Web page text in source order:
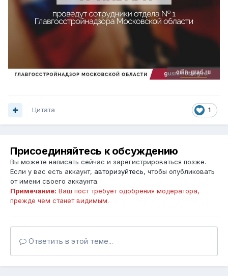
1
Цитата
Присоединяйтесь к обсуждению
Вы можете написать сейчас и зарегистрироваться позже.
Если у вас есть аккаунт, авторизуйтесь, чтобы опубликовать
от имени своего аккаунта.
Примечание: Ваш пост требует одобрения модератора,
прежде чем станет видимым.
Ответить в этой теме...